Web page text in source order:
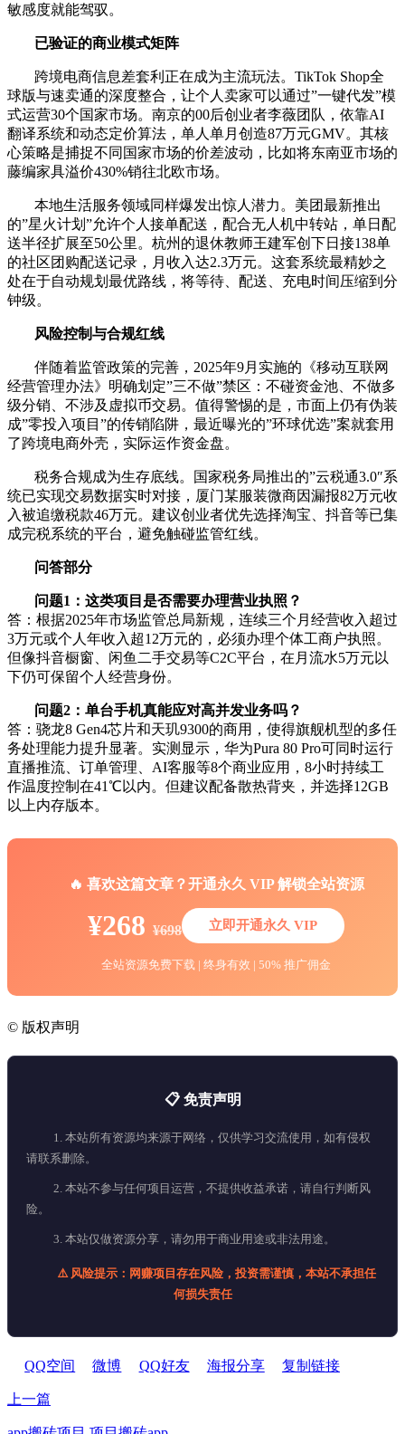
敏感度就能驾驭。
已验证的商业模式矩阵
跨境电商信息差套利正在成为主流玩法。TikTok Shop全
球版与速卖通的深度整合，让个人卖家可以通过”一键代发”模
式运营30个国家市场。南京的00后创业者李薇团队，依靠AI
翻译系统和动态定价算法，单人单月创造87万元GMV。其核
心策略是捕捉不同国家市场的价差波动，比如将东南亚市场的
藤编家具溢价430%销往北欧市场。
本地生活服务领域同样爆发出惊人潜力。美团最新推出
的”星火计划”允许个人接单配送，配合无人机中转站，单日配
送半径扩展至50公里。杭州的退休教师王建军创下日接138单
的社区团购配送记录，月收入达2.3万元。这套系统最精妙之
处在于自动规划最优路线，将等待、配送、充电时间压缩到分
钟级。
风险控制与合规红线
伴随着监管政策的完善，2025年9月实施的《移动互联网
经营管理办法》明确划定”三不做”禁区：不碰资金池、不做多
级分销、不涉及虚拟币交易。值得警惕的是，市面上仍有伪装
成”零投入项目”的传销陷阱，最近曝光的”环球优选”案就套用
了跨境电商外壳，实际运作资金盘。
税务合规成为生存底线。国家税务局推出的”云税通3.0″系
统已实现交易数据实时对接，厦门某服装微商因漏报82万元收
入被追缴税款46万元。建议创业者优先选择淘宝、抖音等已集
成完税系统的平台，避免触碰监管红线。
问答部分
问题1：这类项目是否需要办理营业执照？
答：根据2025年市场监管总局新规，连续三个月经营收入超过
3万元或个人年收入超12万元的，必须办理个体工商户执照。
但像抖音橱窗、闲鱼二手交易等C2C平台，在月流水5万元以
下仍可保留个人经营身份。
问题2：单台手机真能应对高并发业务吗？
答：骁龙8 Gen4芯片和天玑9300的商用，使得旗舰机型的多任
务处理能力提升显著。实测显示，华为Pura 80 Pro可同时运行
直播推流、订单管理、AI客服等8个商业应用，8小时持续工
作温度控制在41℃以内。但建议配备散热背夹，并选择12GB
以上内存版本。
🔥 喜欢这篇文章？开通永久 VIP 解锁全站资源
¥268 ¥698 立即开通永久 VIP
全站资源免费下载 | 终身有效 | 50% 推广佣金
© 版权声明
📋 免责声明
1. 本站所有资源均来源于网络，仅供学习交流使用，如有侵权
请联系删除。
2. 本站不参与任何项目运营，不提供收益承诺，请自行判断风
险。
3. 本站仅做资源分享，请勿用于商业用途或非法用途。
⚠️ 风险提示：网赚项目存在风险，投资需谨慎，本站不承担任
何损失责任
QQ空间 微博 QQ好友 海报分享 复制链接
上一篇